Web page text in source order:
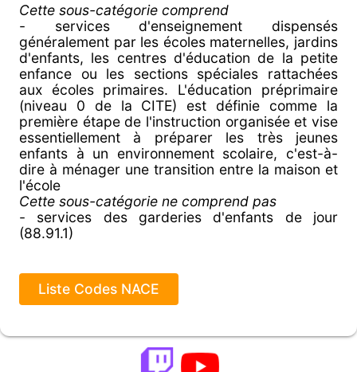
Cette sous-catégorie comprend
- services d'enseignement dispensés
généralement par les écoles maternelles, jardins
d'enfants, les centres d'éducation de la petite
enfance ou les sections spéciales rattachées
aux écoles primaires. L'éducation préprimaire
(niveau 0 de la CITE) est définie comme la
première étape de l'instruction organisée et vise
essentiellement à préparer les très jeunes
enfants à un environnement scolaire, c'est-à-
dire à ménager une transition entre la maison et
l'école
Cette sous-catégorie ne comprend pas
- services des garderies d'enfants de jour
(88.91.1)
Liste Codes NACE